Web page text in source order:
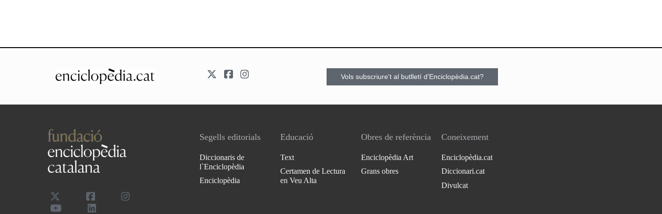
Vols subscriure't al butlletí d'Enciclopèdia.cat?
Segells editorials
Diccionaris de
l`Enciclopèdia
Enciclopèdia
Educació
Text
Certamen de Lectura
en Veu Alta
Obres de referència
Enciclopèdia Art
Grans obres
Coneixement
Enciclopèdia.cat
Diccionari.cat
Divulcat